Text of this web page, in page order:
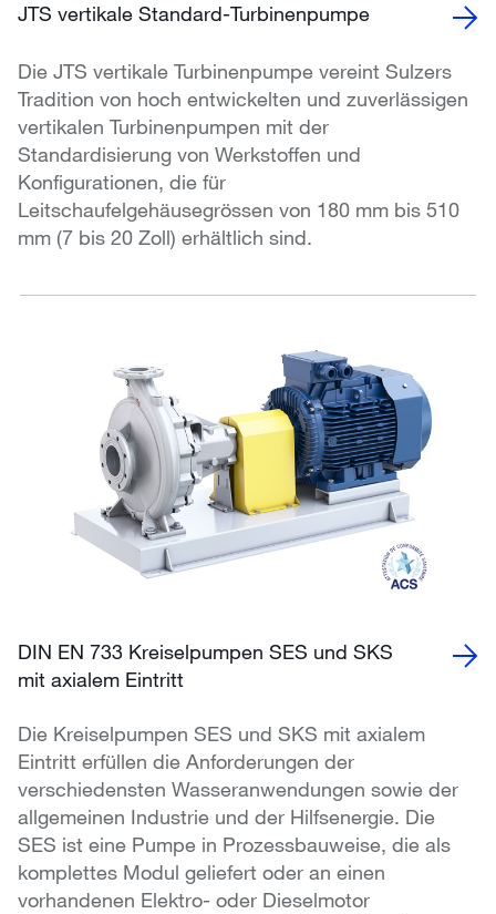
JTS vertikale Standard-Turbinenpumpe
Die JTS vertikale Turbinenpumpe vereint Sulzers
Tradition von hoch entwickelten und zuverlässigen
vertikalen Turbinenpumpen mit der
Standardisierung von Werkstoffen und
Konfigurationen, die für
Leitschaufelgehäusegrössen von 180 mm bis 510
mm (7 bis 20 Zoll) erhältlich sind.
DIN EN 733 Kreiselpumpen SES und SKS
mit axialem Eintritt
Die Kreiselpumpen SES und SKS mit axialem
Eintritt erfüllen die Anforderungen der
verschiedensten Wasseranwendungen sowie der
allgemeinen Industrie und der Hilfsenergie. Die
SES ist eine Pumpe in Prozessbauweise, die als
komplettes Modul geliefert oder an einen
vorhandenen Elektro- oder Dieselmotor